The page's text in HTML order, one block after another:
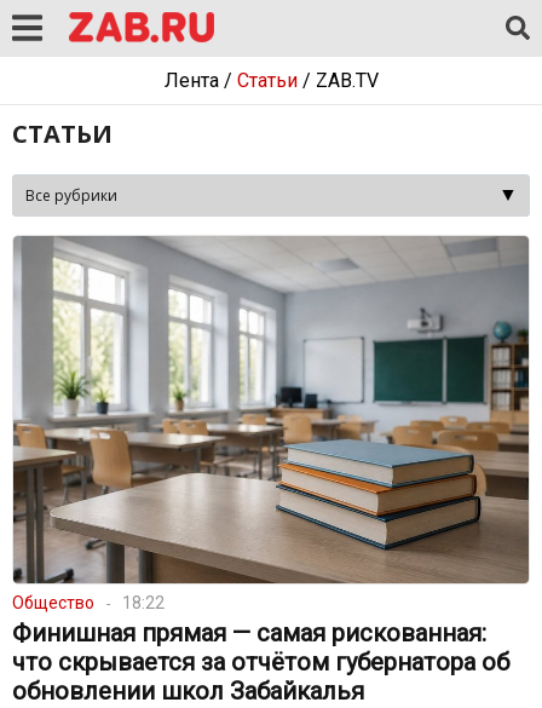
Лента/ Статьи/ ZAB.TV
СТАТЬИ
Общество 18:22
Финишная прямая — самая рискованная:
что скрывается за отчётом губернатора об
обновлении школ Забайкалья